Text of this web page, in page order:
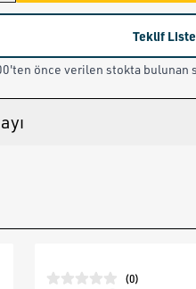
Teklif
önce verilen stokta bulunan
(0)